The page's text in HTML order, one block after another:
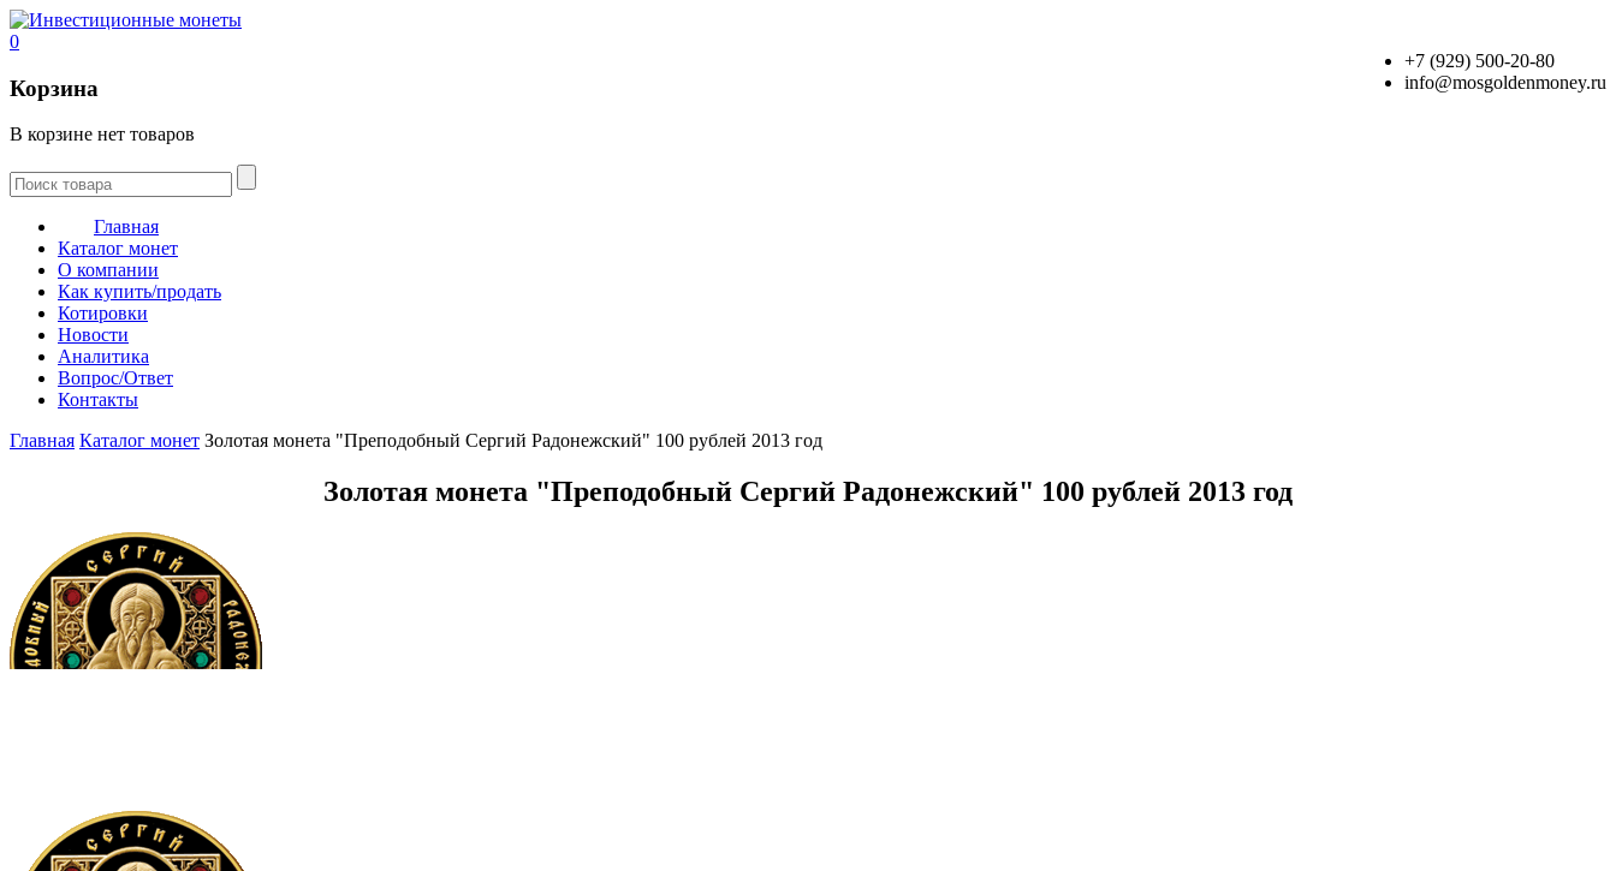
+7 (929) 500-20-80
info@mosgoldenmoney.ru
0
Корзина
В корзине нет товаров
Главная
Каталог монет
О компании
Как купить/продать
Котировки
Новости
Аналитика
Вопрос/Ответ
Контакты
Главная Каталог монет Золотая монета "Преподобный Сергий Радонежский" 100 рублей 2013 год
Золотая монета "Преподобный Сергий Радонежский" 100 рублей 2013 год